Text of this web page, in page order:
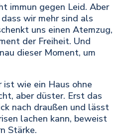
immun gegen Leid. Aber
wir mehr sind als
uns einen Atemzug,
der Freiheit. Und
dieser Moment, um
ist wie ein Haus ohne
aber düster. Erst das
nach draußen und lässt
lachen kann, beweist
Stärke.